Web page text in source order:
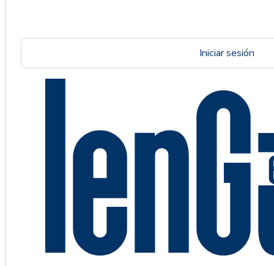
Iniciar sesión